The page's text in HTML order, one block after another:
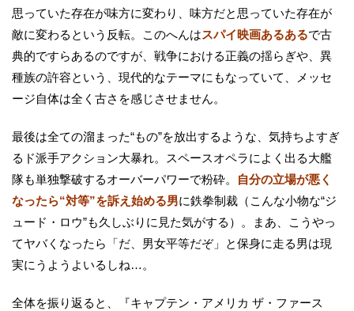
思っていた存在が味方に変わり、味方だと思っていた存在が
敵に変わるという反転。このへんはスパイ映画あるあるで古
典的ですらあるのですが、戦争における正義の揺らぎや、異
種族の許容という、現代的なテーマにもなっていて、メッセ
ージ自体は全く古さを感じさせません。
最後は全ての溜まった“もの”を放出するような、気持ちよすぎ
るド派手アクション大暴れ。スペースオペラによく出る大艦
隊も単独撃破するオーバーパワーで粉砕。
自分の立場が悪く
なったら“対等”を訴え始める男に鉄拳制裁（こんな小物な“ジ
ュード・ロウ”も久しぶりに見た気がする）。まあ、こうやっ
てヤバくなったら「だ、男女平等だぞ」と保身に走る男は現
実にうようよいるしね…。
全体を振り返ると、『キャプテン・アメリカ ザ・ファース